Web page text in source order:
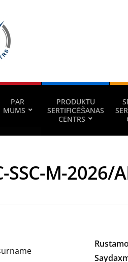
PAR
MUMS
PRODUKTU
SERTIFICĒŠANAS
CENTRS
SSC-M-2026/